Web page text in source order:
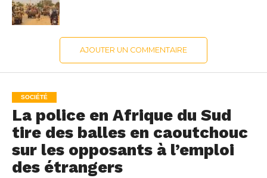
AJOUTER UN COMMENTAIRE
SOCIÉTÉ
La police en Afrique du Sud
tire des balles en caoutchouc
sur les opposants à l’emploi
des étrangers